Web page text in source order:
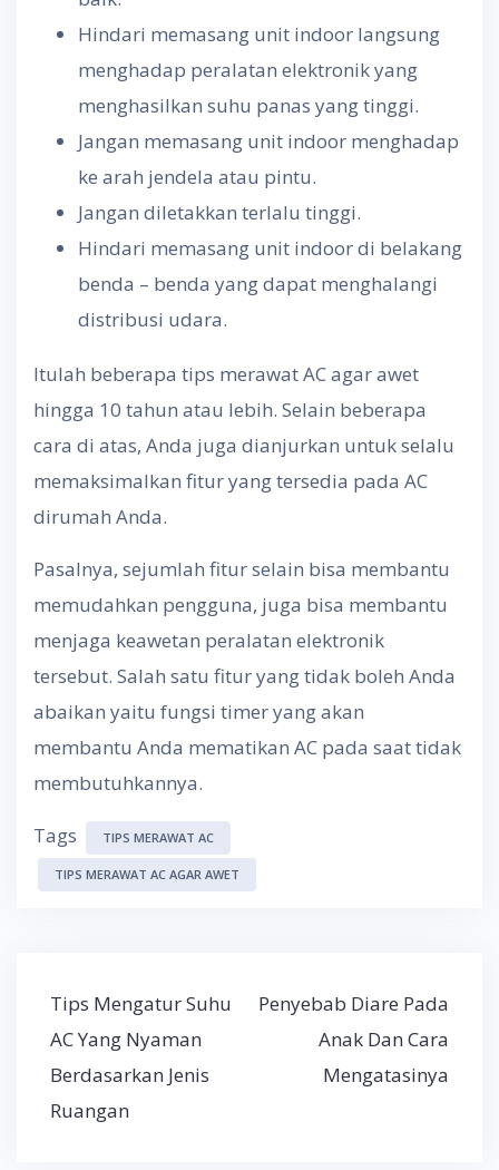
Hindari memasang unit indoor langsung
menghadap peralatan elektronik yang
menghasilkan suhu panas yang tinggi.
Jangan memasang unit indoor menghadap
ke arah jendela atau pintu.
Jangan diletakkan terlalu tinggi.
Hindari memasang unit indoor di belakang
benda – benda yang dapat menghalangi
distribusi udara.
Itulah beberapa tips merawat AC agar awet
hingga 10 tahun atau lebih. Selain beberapa
cara di atas, Anda juga dianjurkan untuk selalu
memaksimalkan fitur yang tersedia pada AC
dirumah Anda.
Pasalnya, sejumlah fitur selain bisa membantu
memudahkan pengguna, juga bisa membantu
menjaga keawetan peralatan elektronik
tersebut. Salah satu fitur yang tidak boleh Anda
abaikan yaitu fungsi timer yang akan
membantu Anda mematikan AC pada saat tidak
membutuhkannya.
Tags TIPS MERAWAT AC
TIPS MERAWAT AC AGAR AWET
Post
navigation
Tips Mengatur Suhu
AC Yang Nyaman
Berdasarkan Jenis
Ruangan
Penyebab Diare Pada
Anak Dan Cara
Mengatasinya